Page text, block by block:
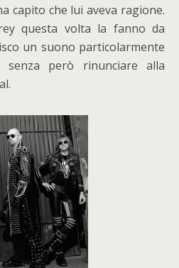
capito che lui aveva ragione.
questa volta la fanno da
un suono particolarmente
senza però rinunciare alla